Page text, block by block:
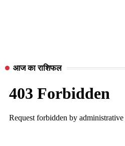
आज का राशिफल